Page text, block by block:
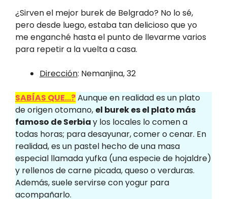
¿Sirven el mejor burek de Belgrado? No lo sé,
pero desde luego, estaba tan delicioso que yo
me enganché hasta el punto de llevarme varios
para repetir a la vuelta a casa.
Dirección: Nemanjina, 32
SABÍAS QUE…?Aunque en realidad es un plato
de origen otomano, el burek es el plato más
famoso de Serbiay los locales lo comen a
todas horas; para desayunar, comer o cenar. En
realidad, es un pastel hecho de una masa
especial llamada yufka (una especie de hojaldre)
y rellenos de carne picada, queso o verduras.
Además, suele servirse con yogur para
acompañarlo.